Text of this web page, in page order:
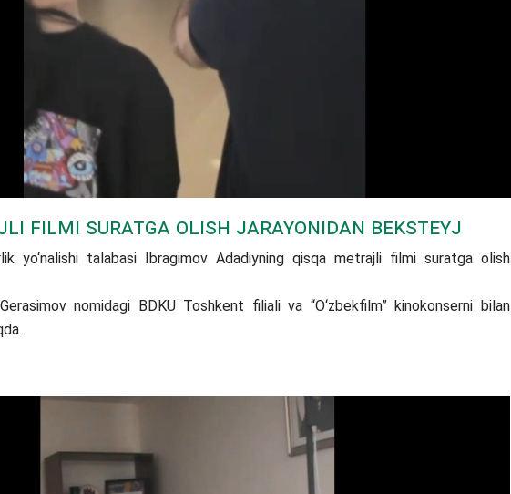
filmi suratga olish jarayonidan beksteyj
yo‘nalishi talabasi Ibragimov Adadiyning qisqa metrajli filmi suratga olish
nomidagi BDKU Toshkent filiali va “O‘zbekfilm” kinokonserni bilan